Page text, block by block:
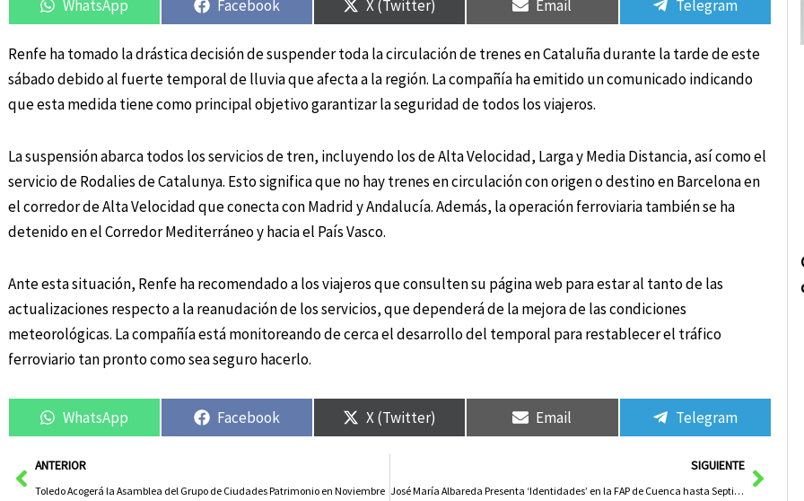
WhatsApp Facebook X (Twitter) Email Telegram
Renfe ha tomado la drástica decisión de suspender toda la circulación de trenes en Cataluña durante la tarde de este
sábado debido al fuerte temporal de lluvia que afecta a la región. La compañía ha emitido un comunicado indicando
que esta medida tiene como principal objetivo garantizar la seguridad de todos los viajeros.
La suspensión abarca todos los servicios de tren, incluyendo los de Alta Velocidad, Larga y Media Distancia, así como el
servicio de Rodalies de Catalunya. Esto significa que no hay trenes en circulación con origen o destino en Barcelona en
el corredor de Alta Velocidad que conecta con Madrid y Andalucía. Además, la operación ferroviaria también se ha
detenido en el Corredor Mediterráneo y hacia el País Vasco.
Ante esta situación, Renfe ha recomendado a los viajeros que consulten su página web para estar al tanto de las
actualizaciones respecto a la reanudación de los servicios, que dependerá de la mejora de las condiciones
meteorológicas. La compañía está monitoreando de cerca el desarrollo del temporal para restablecer el tráfico
ferroviario tan pronto como sea seguro hacerlo.
WhatsApp Facebook X (Twitter) Email Telegram
AntANTERIOR
Toledo Acogerá la Asamblea del Grupo de Ciudades Patrimonio en Noviembre
SIGUIENTE
José María Albareda Presenta ‘Identidades’ en la FAP de Cuenca hasta Septiembre